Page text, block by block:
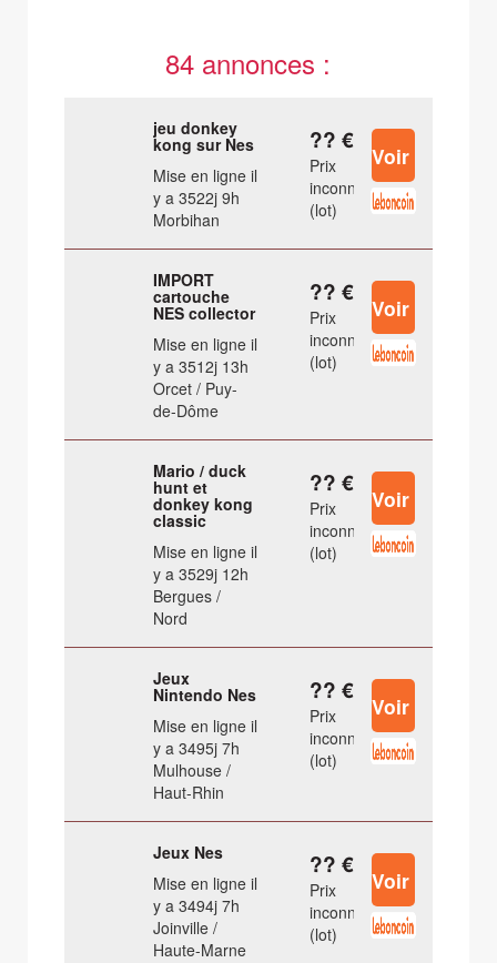
84 annonces :
jeu donkey
kong sur Nes
Mise en ligne il
y a 3522j 9h
Morbihan
?? €
Prix
inconnu
(lot)
IMPORT
cartouche
NES collector
Mise en ligne il
y a 3512j 13h
Orcet / Puy-
de-Dôme
?? €
Prix
inconnu
(lot)
Mario / duck
hunt et
donkey kong
classic
Mise en ligne il
y a 3529j 12h
Bergues /
Nord
?? €
Prix
inconnu
(lot)
Jeux
Nintendo Nes
Mise en ligne il
y a 3495j 7h
Mulhouse /
Haut-Rhin
?? €
Prix
inconnu
(lot)
Jeux Nes
Mise en ligne il
y a 3494j 7h
Joinville /
Haute-Marne
?? €
Prix
inconnu
(lot)